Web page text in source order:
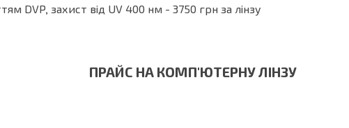
DVP, захист від UV 400 нм - 3750 грн за лінзу
ПРАЙС НА КОМП'ЮТЕРНУ ЛІНЗУ